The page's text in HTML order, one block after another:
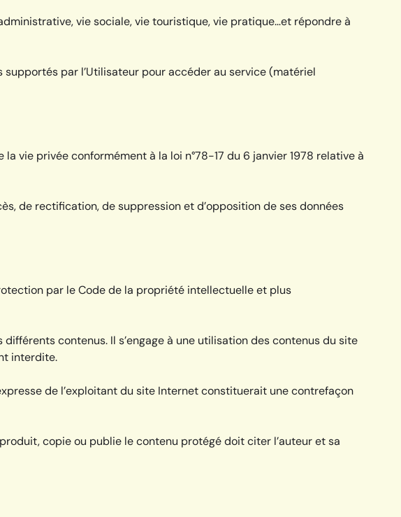
vie sociale, vie touristique, vie pratique…et répondre à
par l’Utilisateur pour accéder au service (matériel
vie privée conformément à la loi n°78-17 du 6 janvier 1978 relative à
de rectification, de suppression et d’opposition de ses données
par le Code de la propriété intellectuelle et plus
contenus. Il s’engage à une utilisation des contenus du site
interdite.
de l’exploitant du site Internet constituerait une contrefaçon
copie ou publie le contenu protégé doit citer l’auteur et sa